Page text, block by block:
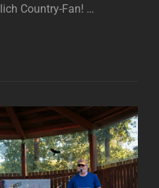
Country-Fan! …